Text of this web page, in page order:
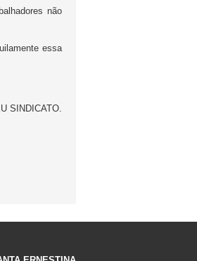
não
essa
SINDICATO.